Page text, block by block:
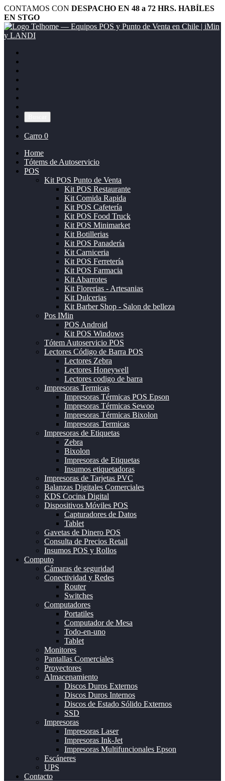
CONTAMOS CON DESPACHO EN 48 a 72 HRS. HABÍLES
EN STGO
Carro 0
Home
Tótems de Autoservicio
POS
Kit POS Punto de Venta
Kit POS Restaurante
Kit Comida Rapida
Kit POS Cafetería
Kit POS Food Truck
Kit POS Minimarket
Kit Botillerias
Kit POS Panadería
Kit Carniceria
Kit POS Ferretería
Kit POS Farmacia
Kit Abarrotes
Kit Florerias - Artesanias
Kit Dulcerias
Kit Barber Shop - Salon de belleza
Pos IMin
POS Android
Kit POS Windows
Tótem Autoservicio POS
Lectores Código de Barra POS
Lectores Zebra
Lectores Honeywell
Lectores codigo de barra
Impresoras Termicas
Impresoras Térmicas POS Epson
Impresoras Térmicas Sewoo
Impresoras Térmicas Bixolon
Impresoras Termicas
Impresoras de Etiquetas
Zebra
Bixolon
Impresoras de Etiquetas
Insumos etiquetadoras
Impresoras de Tarjetas PVC
Balanzas Digitales Comerciales
KDS Cocina Digital
Dispositivos Móviles POS
Capturadores de Datos
Tablet
Gavetas de Dinero POS
Consulta de Precios Retail
Insumos POS y Rollos
Computo
Cámaras de seguridad
Conectividad y Redes
Router
Switches
Computadores
Portatiles
Computador de Mesa
Todo-en-uno
Tablet
Monitores
Pantallas Comerciales
Proyectores
Almacenamiento
Discos Duros Externos
Discos Duros Internos
Discos de Estado Sólido Externos
SSD
Impresoras
Impresoras Laser
Impresoras Ink-Jet
Impresoras Multifuncionales Epson
Escáneres
UPS
Contacto